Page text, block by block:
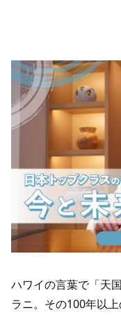
ハワイの言葉で「天
ラニ。その100年以